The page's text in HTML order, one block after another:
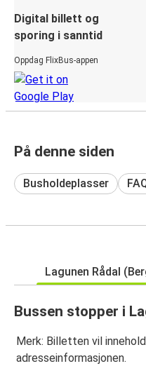
Digital billett og
sporing i sanntid
Oppdag FlixBus-appen
På denne siden
Busholdeplasser
Lagunen Rådal
Bussen stopper i
Merk: Billetten vil
adresseinformasjonen.